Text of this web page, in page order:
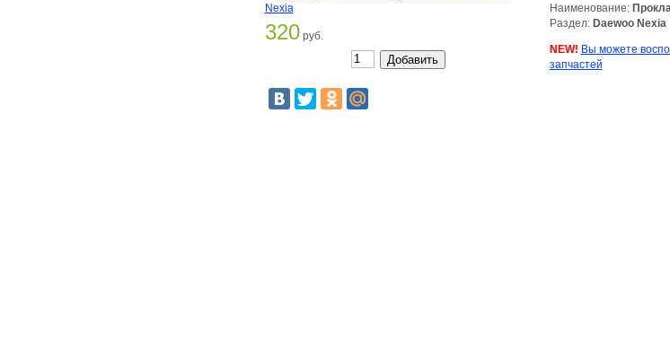
320 руб.
Наименование:
Раздел: Daewoo Nexia
NEW! Вы можете
запчастей